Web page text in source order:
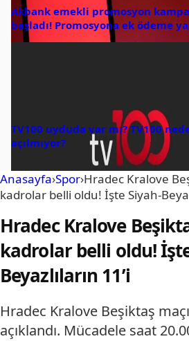
Akbank emekli promosyon
başladı! Promosyona ek ödeme
TV100 uyduda var mı? TV100
açılmıyor?
Anasayfa›Spor›Hradec Kralove
kadrolar belli oldu! İşte Siyah-
Hradec Kralove
kadrolar belli oldu!
Beyazlıların 11’i
Hradec Kralove Beşiktaş
açıklandı. Mücadele saat